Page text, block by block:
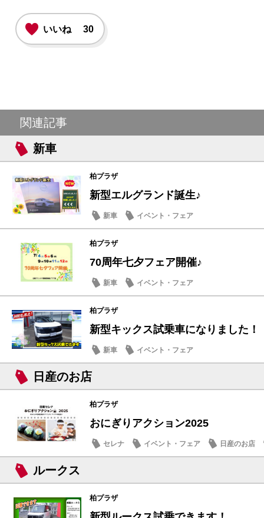
いいね 30
関連記事
新車
柏プラザ
新型エルグランド誕生♪
新車 イベント・フェア
柏プラザ
70周年七夕フェア開催♪
新車 イベント・フェア
柏プラザ
新型キックス試乗車になりました！
新車 イベント・フェア
日産のお店
柏プラザ
おにぎりアクション2025
セレナ イベント・フェア 日産のお店
ルークス
柏プラザ